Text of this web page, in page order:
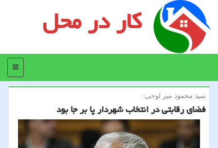
کار در محل
منو
سید محمود میر لوحی:
فضای رقابتی در انتخاب شهردار پا بر جا بود